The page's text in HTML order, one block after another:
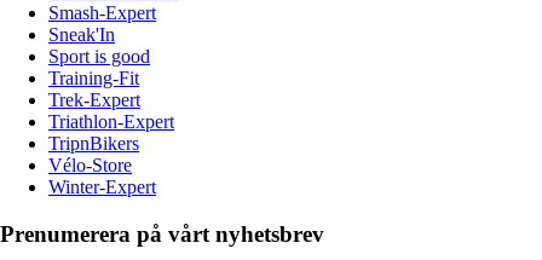
Smash-Expert
Sneak'In
Sport is good
Training-Fit
Trek-Expert
Triathlon-Expert
TripnBikers
Vélo-Store
Winter-Expert
Prenumerera på vårt nyhetsbrev